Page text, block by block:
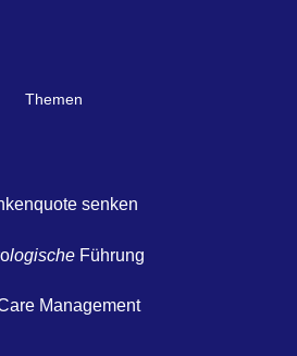
Themen
senken
logische Führung
Management